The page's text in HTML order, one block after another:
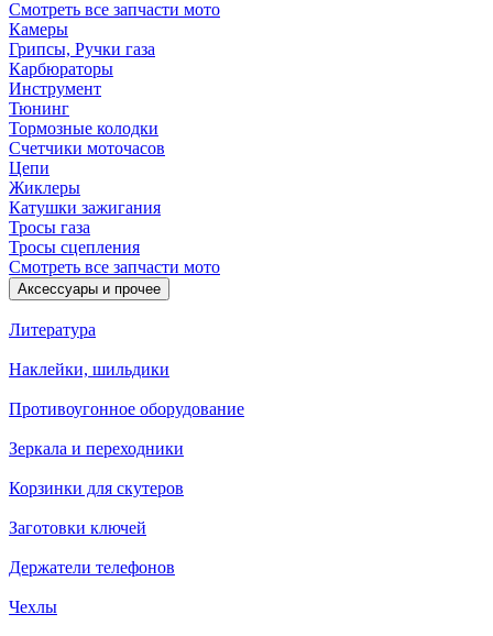
Смотреть все запчасти мото
Камеры
Грипсы, Ручки газа
Карбюраторы
Инструмент
Тюнинг
Тормозные колодки
Счетчики моточасов
Цепи
Жиклеры
Катушки зажигания
Тросы газа
Тросы сцепления
Смотреть все запчасти мото
Аксессуары и прочее
Литература
Наклейки, шильдики
Противоугонное оборудование
Зеркала и переходники
Корзинки для скутеров
Заготовки ключей
Держатели телефонов
Чехлы